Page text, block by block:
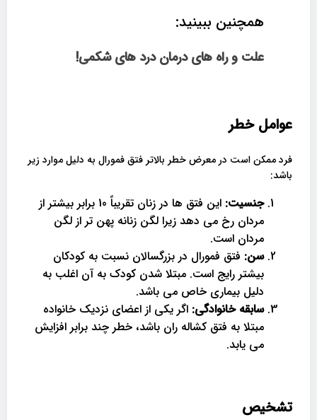
همچنین ببینید:
علت و راه های درمان درد های شکمی!
عوامل خطر
فرد ممکن است در معرض خطر بالاتر فتق فمورال به دلیل موارد زیر
باشد:
جنسیت:
این فتق ها در زنان تقریباً 10 برابر بیشتر از
مردان رخ می دهد زیرا لگن زنانه پهن تر از لگن
مردان است.
سن: فتق فمورال در بزرگسالان نسبت به کودکان
بیشتر رایج است. مبتلا شدن کودک به آن اغلب به
دلیل بیماری خاص می باشد.
سابقه خانوادگی: اگر یکی از اعضای نزدیک خانواده
مبتلا به فتق کشاله ران باشد، خطر چند برابر افزایش
می یابد.
تشخیص